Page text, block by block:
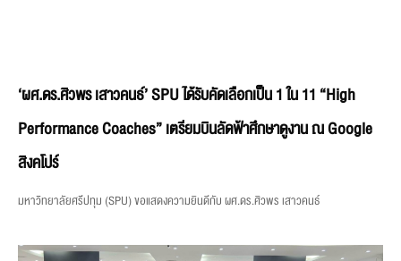
‘ผศ.ดร.ศิวพร เสาวคนธ์’ SPU ได้รับคัดเลือกเป็น 1 ใน 11 “High
Performance Coaches” เตรียมบินลัดฟ้าศึกษาดูงาน ณ Google
สิงคโปร์
มหาวิทยาลัยศรีปทุม (SPU) ขอแสดงความยินดีกับ ผศ.ดร.ศิวพร เสาวคนธ์